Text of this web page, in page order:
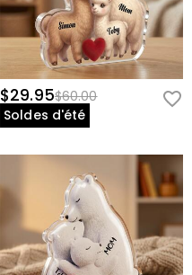
$29.95$60.00
Soldes d'été